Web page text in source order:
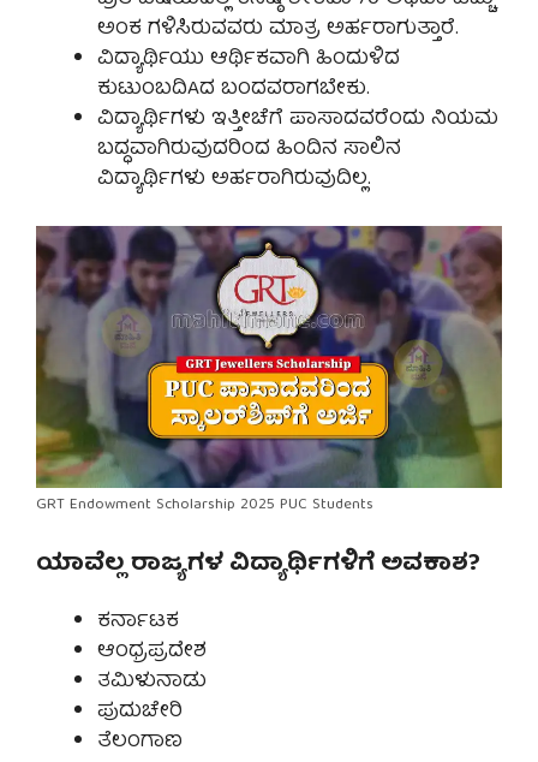
ಅಂಕ ಗಳಿಸಿರುವವರು ಮಾತ್ರ ಅರ್ಹರಾಗುತ್ತಾರೆ.
ವಿದ್ಯಾರ್ಥಿಯು ಆರ್ಥಿಕವಾಗಿ ಹಿಂದುಳಿದ
ಕುಟುಂಬದಿAದ ಬಂದವರಾಗಬೇಕು.
ವಿದ್ಯಾರ್ಥಿಗಳು ಇತ್ತೀಚೆಗೆ ಪಾಸಾದವರೆಂದು ನಿಯಮ
ಬದ್ಧವಾಗಿರುವುದರಿಂದ ಹಿಂದಿನ ಸಾಲಿನ
ವಿದ್ಯಾರ್ಥಿಗಳು ಅರ್ಹರಾಗಿರುವುದಿಲ್ಲ.
GRT Endowment Scholarship 2025 PUC Students
ಯಾವೆಲ್ಲ ರಾಜ್ಯಗಳ ವಿದ್ಯಾರ್ಥಿಗಳಿಗೆ ಅವಕಾಶ?
ಕರ್ನಾಟಕ
ಆಂಧ್ರಪ್ರದೇಶ
ತಮಿಳುನಾಡು
ಪುದುಚೇರಿ
ತೆಲಂಗಾಣ